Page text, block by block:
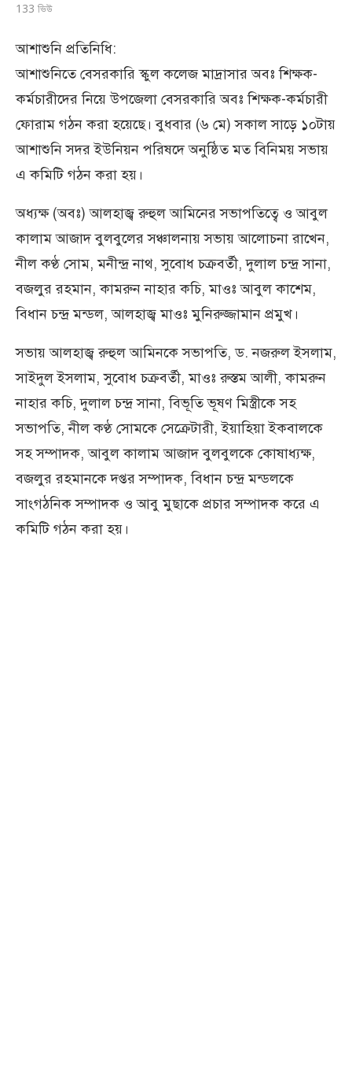
133 ভিউ
আশাশুনি প্রতিনিধি:
আশাশুনিতে বেসরকারি স্কুল কলেজ মাদ্রাসার অবঃ শিক্ষক-
কর্মচারীদের নিয়ে উপজেলা বেসরকারি অবঃ শিক্ষক-কর্মচারী
ফোরাম গঠন করা হয়েছে। বুধবার (৬ মে) সকাল সাড়ে ১০টায়
আশাশুনি সদর ইউনিয়ন পরিষদে অনুষ্ঠিত মত বিনিময় সভায়
এ কমিটি গঠন করা হয়।
অধ্যক্ষ (অবঃ) আলহাজ্ব রুহুল আমিনের সভাপতিত্বে ও আবুল
কালাম আজাদ বুলবুলের সঞ্চালনায় সভায় আলোচনা রাখেন,
নীল কণ্ঠ সোম, মনীন্দ্র নাথ, সুবোধ চক্রবর্তী, দুলাল চন্দ্র সানা,
বজলুর রহমান, কামরুন নাহার কচি, মাওঃ আবুল কাশেম,
বিধান চন্দ্র মন্ডল, আলহাজ্ব মাওঃ মুনিরুজ্জামান প্রমুখ।
সভায় আলহাজ্ব রুহুল আমিনকে সভাপতি, ড. নজরুল ইসলাম,
সাইদুল ইসলাম, সুবোধ চক্রবর্তী, মাওঃ রুস্তম আলী, কামরুন
নাহার কচি, দুলাল চন্দ্র সানা, বিভূতি ভূষণ মিস্ত্রীকে সহ
সভাপতি, নীল কণ্ঠ সোমকে সেক্রেটারী, ইয়াহিয়া ইকবালকে
সহ সম্পাদক, আবুল কালাম আজাদ বুলবুলকে কোষাধ্যক্ষ,
বজলুর রহমানকে দপ্তর সম্পাদক, বিধান চন্দ্র মন্ডলকে
সাংগঠনিক সম্পাদক ও আবু মুছাকে প্রচার সম্পাদক করে এ
কমিটি গঠন করা হয়।